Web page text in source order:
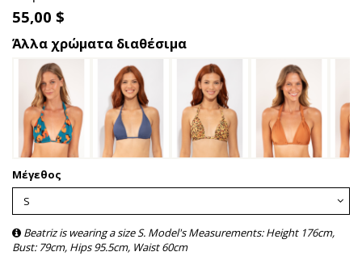
55,00 $
Άλλα χρώματα διαθέσιμα
Μέγεθος
Beatriz is wearing a size S. Model's Measurements: Height 176cm,
Bust: 79cm, Hips 95.5cm, Waist 60cm